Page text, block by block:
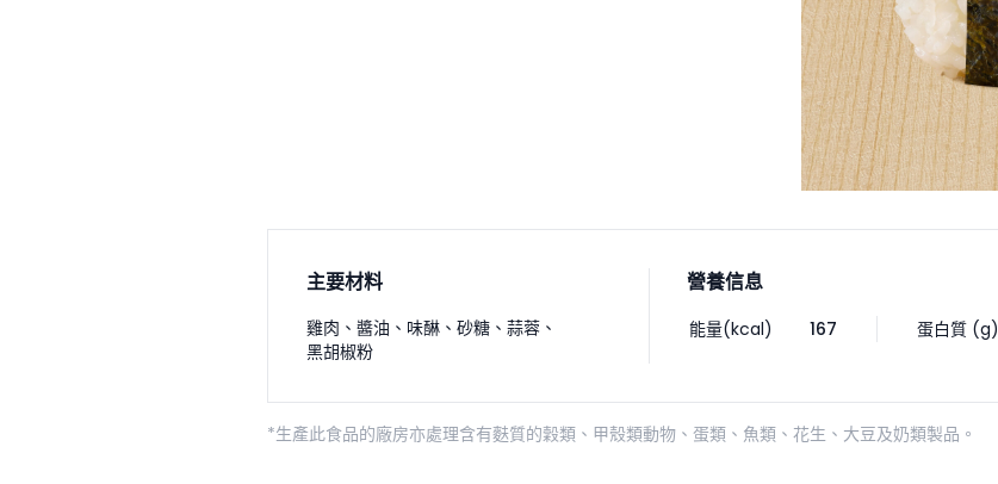
主要材料
雞肉 、 醬油 、 味醂 、 砂糖 、 蒜蓉 、
黑胡椒粉
營養信息
能量(kcal) 167 蛋白質 (g)
*生產此食品的廠房亦處理含有麩質的穀類、甲殼類動物、蛋類、魚類、花生、大豆及奶類製品。